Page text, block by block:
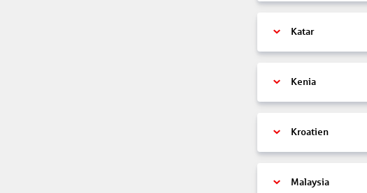
Katar
Kenia
Kroatien
Malaysia